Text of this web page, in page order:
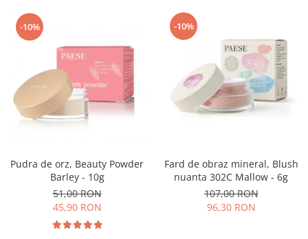
-10%
Pudra de orz, Beauty Powder
Barley - 10g
51,00 RON
45,90 RON
-10%
Fard de obraz mineral, Blush
nuanta 302C Mallow - 6g
107,00 RON
96,30 RON